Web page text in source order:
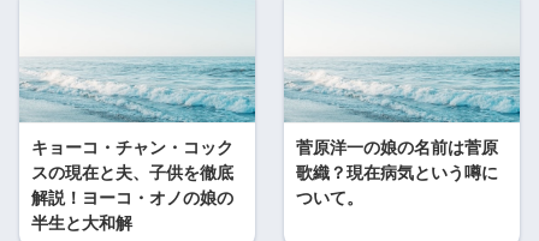
キョーコ・チャン・コック
スの現在と夫、子供を徹底
解説！ヨーコ・オノの娘の
半生と大和解
菅原洋一の娘の名前は菅原
歌織？現在病気という噂に
ついて。